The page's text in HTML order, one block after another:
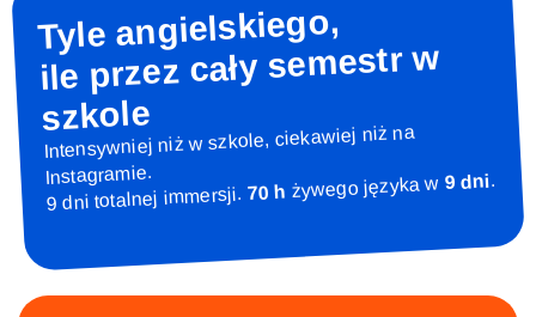
Tyle angielskiego,
ile przez cały semestr w
szkole
Intensywniej niż w szkole, ciekawiej niż na
Instagramie.
9 dni totalnej immersji. 70 h żywego języka w 9 dni.